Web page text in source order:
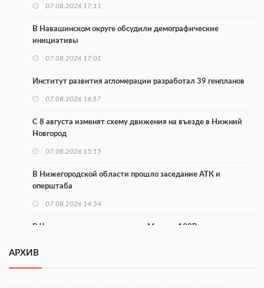
07.08.2026 17:11
В Навашинском округе обсудили демографические
инициативы
07.08.2026 17:01
Институт развития агломерации разработал 39 генпланов
07.08.2026 16:57
С 8 августа изменят схему движения на въезде в Нижний
Новгород
07.08.2026 15:15
В Нижегородской области прошло заседание АТК и
оперштаба
07.08.2026 14:54
В Чкаловске спустили на воду «Метеор-120Р»
В Нижегородской области выбрали лучшего лесного
АРХИВ